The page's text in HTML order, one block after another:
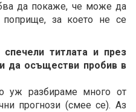
да покаже, че може да
за което не се
титлата и през
да осъществи пробив в
уж разбираме много от
прогнози (смее се). Аз